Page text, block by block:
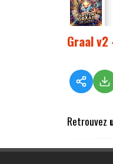
Graal v2
Retrouvez